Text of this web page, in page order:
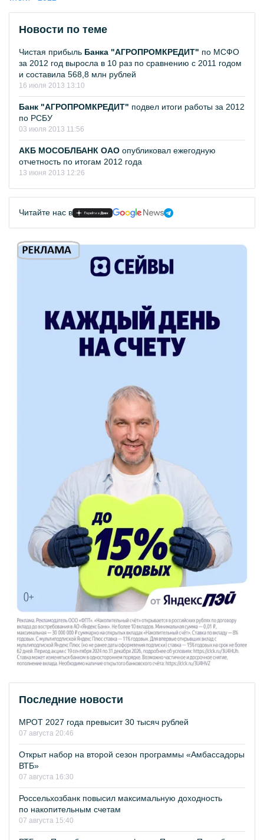
Новости по теме
Чистая прибыль Банка "АГРОПРОМКРЕДИТ" по МСФО
за 2012 год выросла в 10 раз по сравнению с 2011 годом
и составила 568,8 млн рублей
16 июля 2013 13:10
Банк "АГРОПРОМКРЕДИТ" подвел итоги работы за 2012
по РСБУ
03 июля 2013 11:56
АКБ МОСОБЛБАНК ОАО опубликовал ежегодную
отчетность по итогам 2012 года
13 июня 2013 12:26
Читайте нас в
Последние новости
МРОТ 2027 года превысит 30 тысяч рублей
07 августа 20:46
Открыт набор на второй сезон программы «Амбассадоры
ВТБ»
07 августа 16:30
Россельхозбанк повысил максимальную доходность
по накопительным счетам
07 августа 15:40